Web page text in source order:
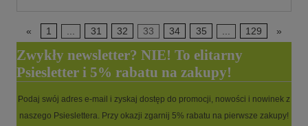
« 1 31 32 33 34 35 129 »
Zwykły newsletter? NIE! To elitarny
Psiesletter i 5% rabatu na zakupy!
Podaj swój adres e-mail i zyskaj dostęp do promocji, nowości i nowinek z
naszego Psieslettera. Przy okazji zgarnij 5% rabatu na pierwsze zakupy!